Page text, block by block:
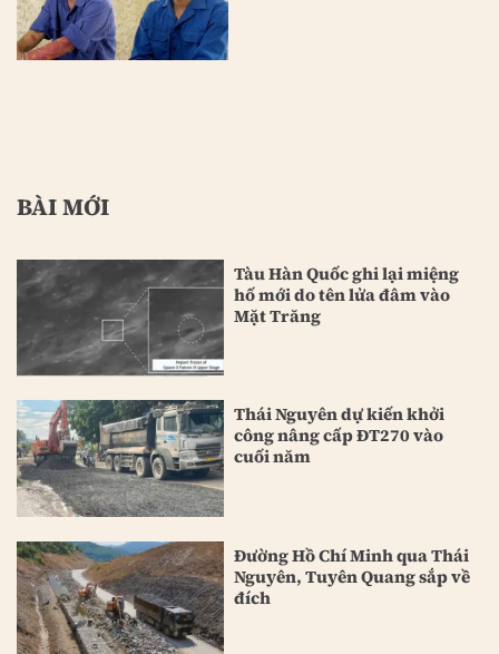
BÀI MỚI
Tàu Hàn Quốc ghi lại miệng
hố mới do tên lửa đâm vào
Mặt Trăng
Thái Nguyên dự kiến khởi
công nâng cấp ĐT270 vào
cuối năm
Đường Hồ Chí Minh qua Thái
Nguyên, Tuyên Quang sắp về
đích